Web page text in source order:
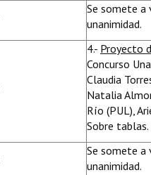
Se somete
unanimidad.
4.- Proyecto
Concurso
Claudia
Natalia
Río (PUL),
Sobre tablas.
Se somete
unanimidad.